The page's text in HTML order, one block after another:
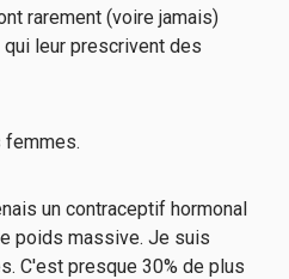
rarement (voire jamais)
leur prescrivent des
femmes.
un contraceptif hormonal
poids massive. Je suis
C'est presque 30% de plus